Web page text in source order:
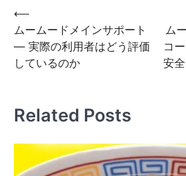
投
稿
ナ
ー
シ
ョ
⟵
ムームードメインサポート
— 実際の利用者はどう評価
しているのか
ム
コ
安
Related Posts